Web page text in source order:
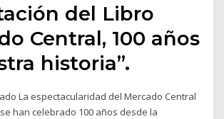
del Libro
Central, 100 años
historia”.
La espectacularidad del Mercado Central
han celebrado 100 años desde la